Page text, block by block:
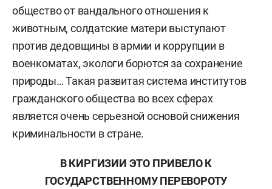
общество от вандального отношения к
животным, солдатские матери выступают
против дедовщины в армии и коррупции в
военкоматах, экологи борются за сохранение
природы… Такая развитая система институтов
гражданского общества во всех сферах
является очень серьезной основой снижения
криминальности в стране.
В КИРГИЗИИ ЭТО ПРИВЕЛО К
ГОСУДАРСТВЕННОМУ ПЕРЕВОРОТУ